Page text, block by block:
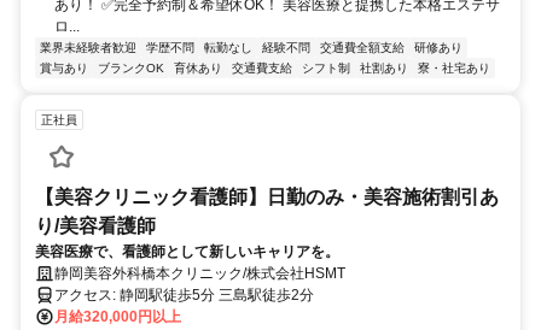
あり！ ✅完全予約制＆希望休OK！ 美容医療と提携した本格エステサ
ロ...
業界未経験者歓迎 学歴不問 転勤なし 経験不問 交通費全額支給
研修あり
賞与あり
ブランクOK 育休あり 交通費支給 シフト制 社割あり 寮・社宅あり
正社員
【美容クリニック看護師】日勤のみ・美容施術割引あ
り/美容看護師
美容医療で、看護師として新しいキャリアを。
静岡美容外科橋本クリニック/株式会社HSMT
アクセス: 静岡駅徒歩5分 三島駅徒歩2分
月給320,000円以上